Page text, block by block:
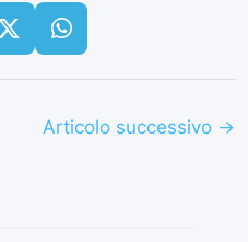
Articolo successivo →